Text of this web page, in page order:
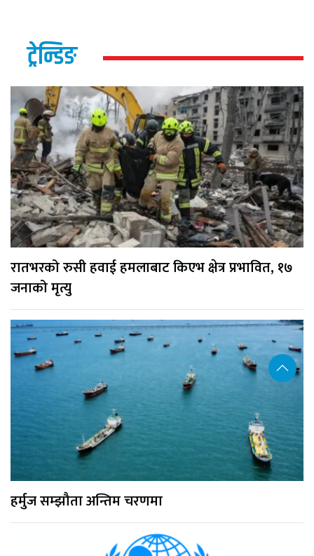
ट्रेन्डिङ
रातभरको रुसी हवाई हमलाबाट किएभ क्षेत्र प्रभावित, १७
जनाको मृत्यु
हर्मुज सम्झौता अन्तिम चरणमा